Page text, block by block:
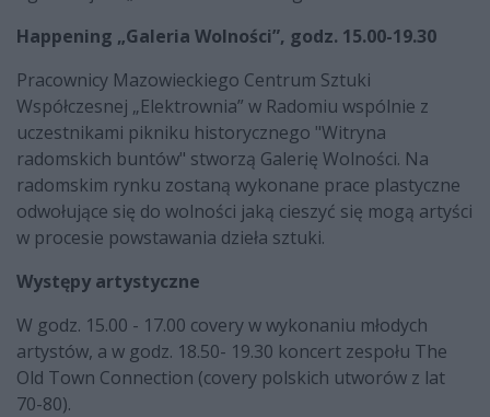
Happening „Galeria Wolności”, godz. 15.00-19.30
Pracownicy Mazowieckiego Centrum Sztuki
Współczesnej „Elektrownia” w Radomiu wspólnie z
uczestnikami pikniku historycznego "Witryna
radomskich buntów" stworzą Galerię Wolności. Na
radomskim rynku zostaną wykonane prace plastyczne
odwołujące się do wolności jaką cieszyć się mogą artyści
w procesie powstawania dzieła sztuki.
Występy artystyczne
W godz. 15.00 - 17.00 covery w wykonaniu młodych
artystów, a w godz. 18.50- 19.30 koncert zespołu The
Old Town Connection (covery polskich utworów z lat
70-80).